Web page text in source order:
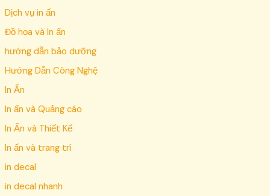
Dịch vụ in ấn
Đồ họa và In ấn
hướng dẫn bảo dưỡng
Hướng Dẫn Công Nghệ
In Ấn
In ấn và Quảng cáo
In Ấn và Thiết Kế
In ấn và trang trí
in decal
in decal nhanh